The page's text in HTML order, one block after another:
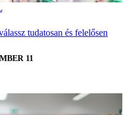
tudatosan és felelősen
11